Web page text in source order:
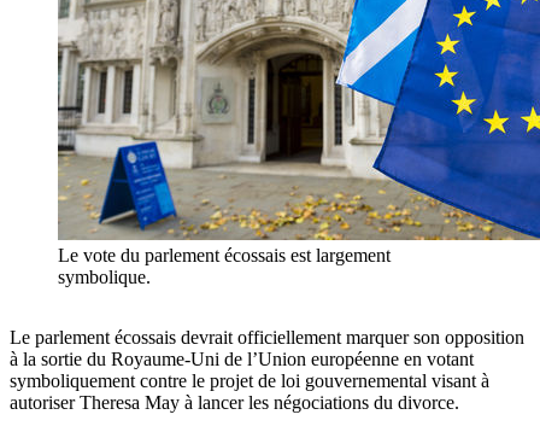
Le vote du parlement écossais est largement
symbolique.
Le parlement écossais devrait officiellement marquer son opposition
à la sortie du Royaume-Uni de l’Union européenne en votant
symboliquement contre le projet de loi gouvernemental visant à
autoriser Theresa May à lancer les négociations du divorce.